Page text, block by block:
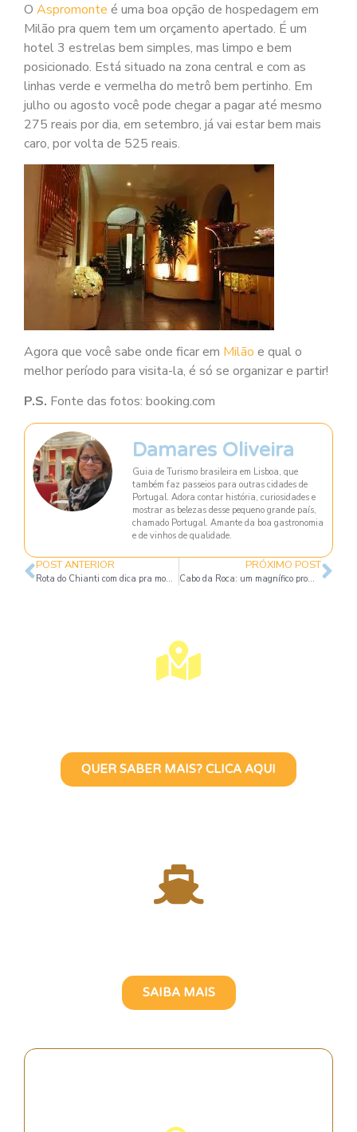
O Aspromonte é uma boa opção de hospedagem em
Milão pra quem tem um orçamento apertado. É um
hotel 3 estrelas bem simples, mas limpo e bem
posicionado. Está situado na zona central e com as
linhas verde e vermelha do metrô bem pertinho. Em
julho ou agosto você pode chegar a pagar até mesmo
275 reais por dia, em setembro, já vai estar bem mais
caro, por volta de 525 reais.
Agora que você sabe onde ficar em Milão e qual o
melhor período para visita-la, é só se organizar e partir!
P.S. Fonte das fotos: booking.com
Damares Oliveira
Guia de Turismo brasileira em Lisboa, que
também faz passeios para outras cidades de
Portugal. Adora contar história, curiosidades e
mostrar as belezas desse pequeno grande país,
chamado Portugal. Amante da boa gastronomia
e de vinhos de qualidade.
POST ANTERIOR
Rota do Chianti com dica pra montar seu itinerário
PRÓXIMO POST
Cabo da Roca: um magnífico promontório em Portugal
QUER SABER MAIS? CLICA AQUI
SAIBA MAIS